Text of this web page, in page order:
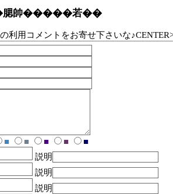
帥�����若��
利用コメントをお寄せ下さいな
■ ■ ■ ■
■
説明
説明
説明